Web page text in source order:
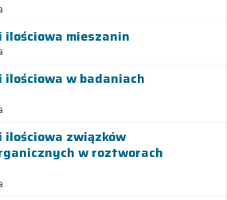
mieszanin
w badaniach
związków
w roztworach